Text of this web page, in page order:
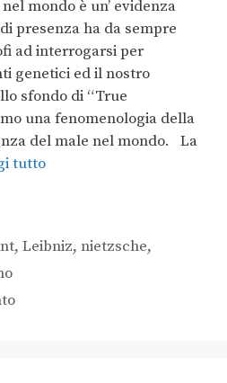
mondo è un’ evidenza
presenza ha da sempre
ad interrogarsi per
genetici ed il nostro
sfondo di “True
una fenomenologia della
del male nel mondo. La
tutto
,Leibniz,nietzsche,